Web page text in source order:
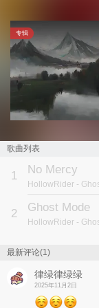
专辑
歌曲列表
1 No Mercy
HollowRider -
2 Ghost Mode
HollowRider -
最新评论(1)
律绿律绿绿
2025年11月2日